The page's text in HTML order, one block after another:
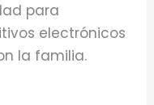
para
electrónicos
la familia.